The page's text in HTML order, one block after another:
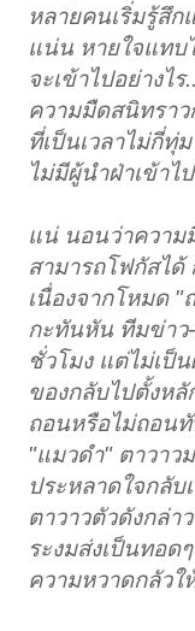
หลายคนเริ่มรู้สึก
แน่น หายใจแทบ
จะเข้าไปอย่างไ
ความมืดสนิทรา
ที่เป็นเวลาไม่กี่ทุ่
ไม่มีผู้นำฝ่าเข้า
แน่ นอนว่าความ
สามารถโฟกัสได้
เนื่องจากโหมด "
กะทันหัน ทีมข่าว
ชั่วโมง แต่ไม่เป็
ของกลับไปตั้งห
ถอนหรือไม่ถอน
"แมวดำ" ตาวาว
ประหลาดใจกลับ
ตาวาวตัวดังกล่า
ระงมส่งเป็นทอด
ความหวาดกลัวใ